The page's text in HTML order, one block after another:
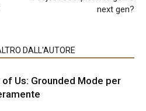
next gen?
DALL'AUTORE
Us: Grounded Mode per